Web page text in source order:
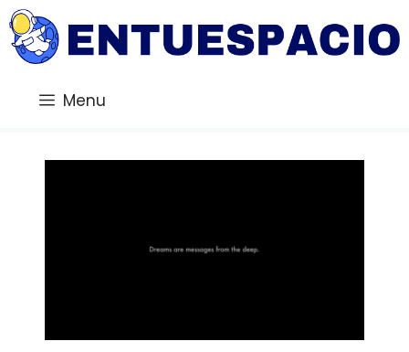
Saltar
al
contenido
Menu